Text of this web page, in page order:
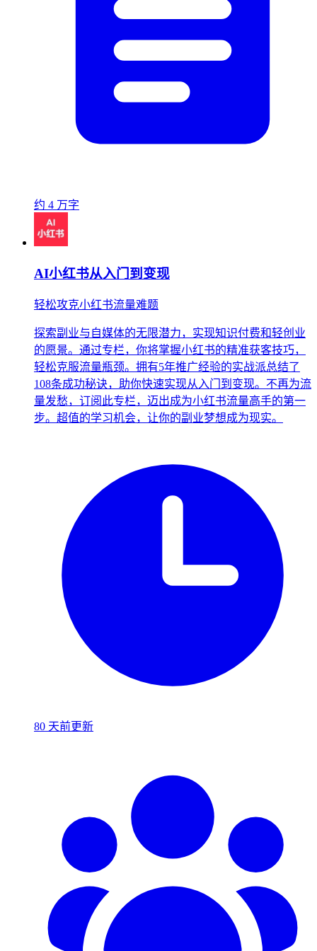
约 4 万字
AI小红书从入门到变现
轻松攻克小红书流量难题
探索副业与自媒体的无限潜力，实现知识付费和轻创业
的愿景。通过专栏，你将掌握小红书的精准获客技巧，
轻松克服流量瓶颈。拥有5年推广经验的实战派总结了
108条成功秘诀，助你快速实现从入门到变现。不再为流
量发愁，订阅此专栏，迈出成为小红书流量高手的第一
步。超值的学习机会，让你的副业梦想成为现实。
80 天前更新